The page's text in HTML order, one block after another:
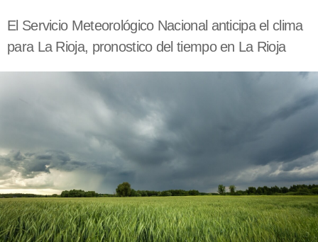
El Servicio Meteorológico Nacional anticipa el clima
para La Rioja, pronostico del tiempo en La Rioja